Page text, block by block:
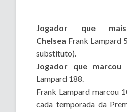
Jogador que
Chelsea Frank Lampard
substituto).
Jogador que marcou
Lampard 188.
Frank Lampard marcou
cada temporada da